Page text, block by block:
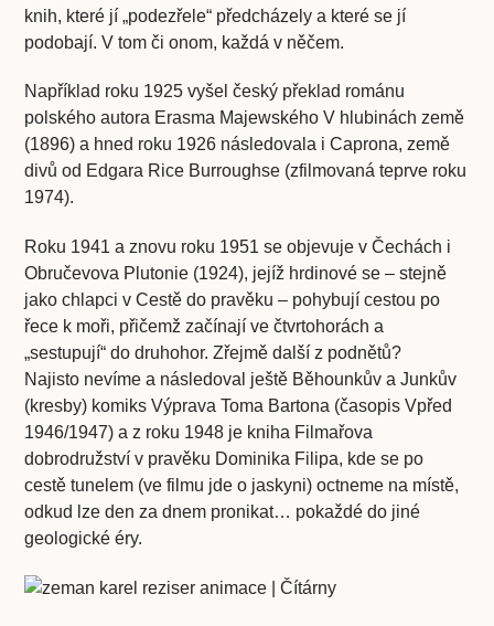
knih, které jí „podezřele“ předcházely a které se jí
podobají. V tom či onom, každá v něčem.
Například roku 1925 vyšel český překlad románu
polského autora Erasma Majewského V hlubinách země
(1896) a hned roku 1926 následovala i Caprona, země
divů od Edgara Rice Burroughse (zfilmovaná teprve roku
1974).
Roku 1941 a znovu roku 1951 se objevuje v Čechách i
Obručevova Plutonie (1924), jejíž hrdinové se – stejně
jako chlapci v Cestě do pravěku – pohybují cestou po
řece k moři, přičemž začínají ve čtvrtohorách a
„sestupují“ do druhohor. Zřejmě další z podnětů?
Najisto nevíme a následoval ještě Běhounkův a Junkův
(kresby) komiks Výprava Toma Bartona (časopis Vpřed
1946/1947) a z roku 1948 je kniha Filmařova
dobrodružství v pravěku Dominika Filipa, kde se po
cestě tunelem (ve filmu jde o jaskyni) octneme na místě,
odkud lze den za dnem pronikat… pokaždé do jiné
geologické éry.